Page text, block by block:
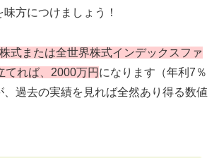
方につけましょう！
式または全世界株式インデックスファ
てれば、2000万円 になります（年利7％
、過去の実績を見れば全然あり得る数値